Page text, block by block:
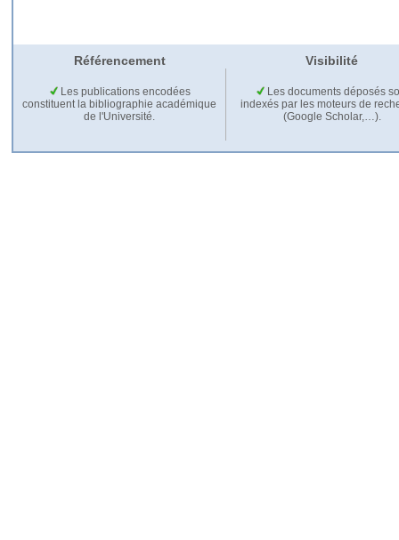
Référencement Visibilité
Les publications encodées
constituent la bibliographie académique
de l'Université.
Les documents déposés
indexés par les moteurs de
(Google Scholar,…).